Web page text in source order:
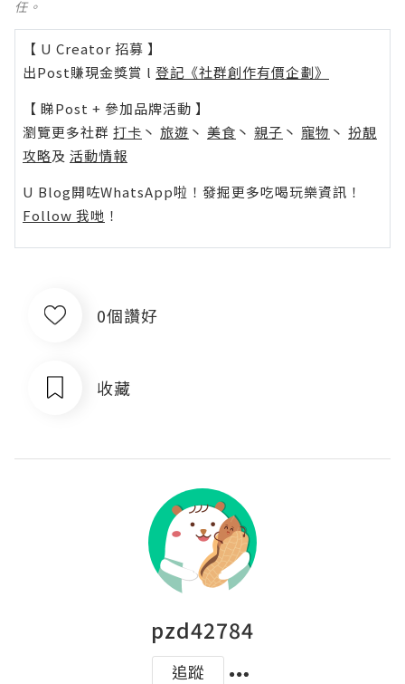
任。
【 U Creator 招募 】
出Post賺現金獎賞 l 登記《社群創作有價企劃》
【 睇Post + 參加品牌活動 】
瀏覽更多社群 打卡 丶 旅遊 丶 美食 丶 親子 丶 寵物 丶 扮靚
攻略及 活動情報
U Blog開咗WhatsApp啦！發掘更多吃喝玩樂資訊！
Follow 我哋 ！
0個讚好
收藏
pzd42784
追蹤